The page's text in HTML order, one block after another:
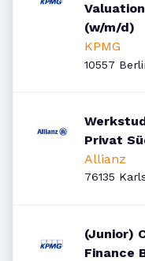
(w/m/d)
KPMG
10557
Privat
Allianz
76135
(Junior)
Finance